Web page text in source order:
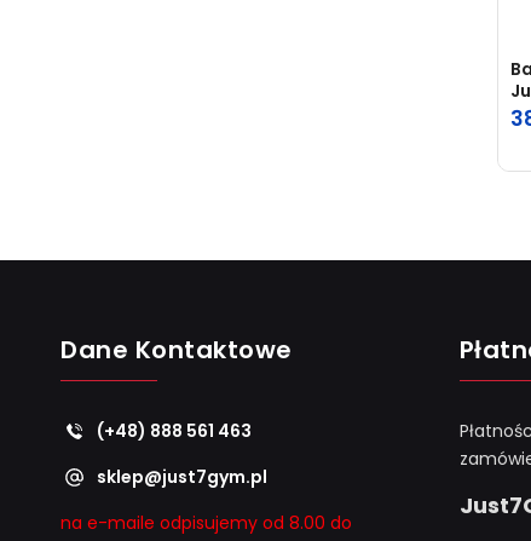
Dane Kontaktowe
(+48) 888 561 463
sklep@just7gym.pl
na e-maile odpisujemy od 8.00 do